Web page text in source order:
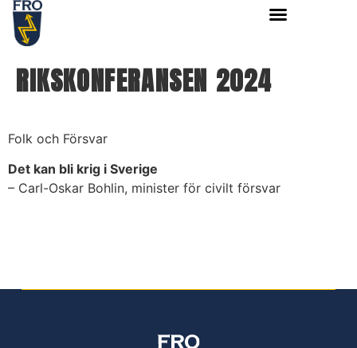
RIKSKONFERANSEN 2024
Folk och Försvar
Det kan bli krig i Sverige
– Carl-Oskar Bohlin, minister för civilt försvar